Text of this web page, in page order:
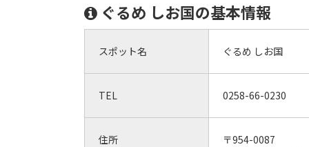
ぐるめ しお国の基本情報
スポット名 ぐるめ しお国
TEL 0258-66-0230
住所
〒954-0087